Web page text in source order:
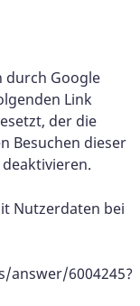
durch Google
Link
der die
Besuchen dieser
Nutzerdaten bei
6004245?